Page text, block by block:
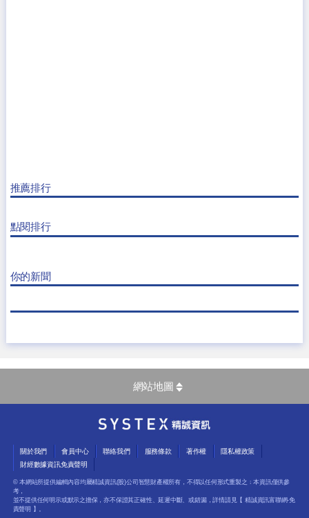
推薦排行
點閱排行
你的新聞
網站地圖
關於我們 會員中心 聯絡我們 服務條款 著作權
隱私權政策
財經數據資訊免責聲明
© 本網站所提供編輯內容均屬精誠資訊(股)公司智慧財產權所有，不得以任何形式重製之﹔本資訊僅供參
考，
並不提供任何明示或默示之擔保，亦不保證其正確性、延遲中斷、或錯漏，詳情請見【 精誠資訊富聯網-免
責聲明 】。